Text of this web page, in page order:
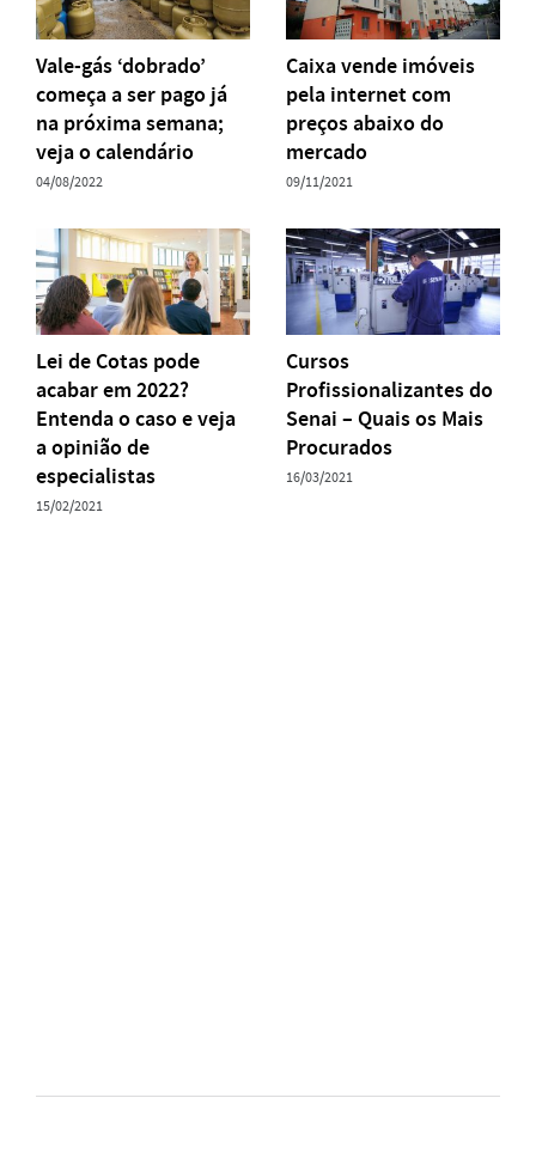
Vale-gás ‘dobrado’
começa a ser pago já
na próxima semana;
veja o calendário
04/08/2022
Caixa vende imóveis
pela internet com
preços abaixo do
mercado
09/11/2021
Lei de Cotas pode
acabar em 2022?
Entenda o caso e veja
a opinião de
especialistas
15/02/2021
Cursos
Profissionalizantes do
Senai – Quais os Mais
Procurados
16/03/2021